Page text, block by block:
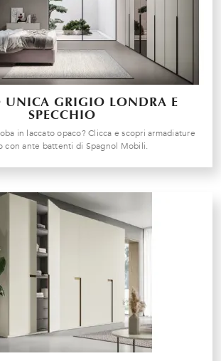
UNICA GRIGIO LONDRA E
SPECCHIO
in laccato opaco? Clicca e scopri armadiature
con ante battenti di Spagnol Mobili.